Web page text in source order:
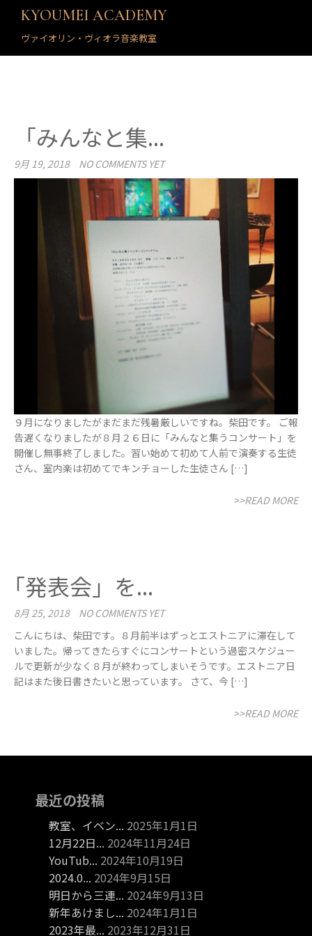
KYOUMEI ACADEMY
ヴァイオリン・ヴィオラ音楽教室
「みんなと集...
9月 19, 2018 NO COMMENTS YET
９月になりましたがまだまだ残暑厳しいですね。柴田です。 ご報
告遅くなりましたが８月２６日に「みんなと集うコンサート」を
開催し無事終了しました。習い始めて初めて人前で演奏する生徒
さん、室内楽は初めてでキンチョーした生徒さん […]
>>READ MORE
｢発表会」を...
8月 25, 2018
NO COMMENTS YET
こんにちは、柴田です。８月前半はずっとエストニアに滞在して
いました。帰ってきたらすぐにコンサートという過密スケジュー
ルで更新が少なく８月が終わってしまいそうです。エストニア日
記はまた後日書きたいと思っています。 さて、今 […]
>>READ MORE
最近の投稿
教室、イベン... 2025年1月1日
12月22日... 2024年11月24日
YouTub... 2024年10月19日
2024.0... 2024年9月15日
明日から三連... 2024年9月13日
新年あけまし... 2024年1月1日
2023年最... 2023年12月31日